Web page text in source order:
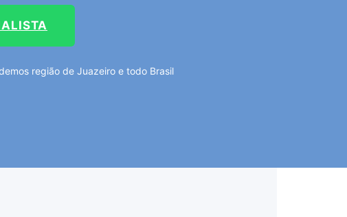
região de Juazeiro e todo Brasil